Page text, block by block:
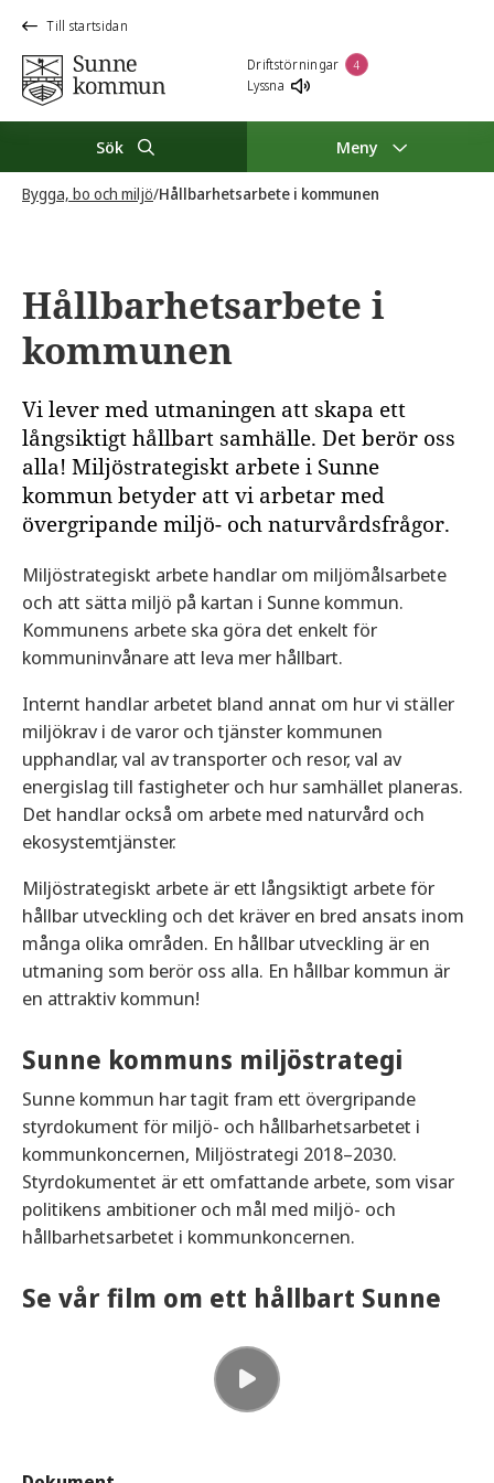
Till startsidan
Driftstörningar 4
Lyssna
Sök Meny
Bygga, bo och miljö/Hållbarhetsarbete i kommunen
Hållbarhetsarbete i
kommunen
Vi lever med utmaningen att skapa ett
långsiktigt hållbart samhälle. Det berör oss
alla! Miljöstrategiskt arbete i Sunne
kommun betyder att vi arbetar med
övergripande miljö- och naturvårdsfrågor.
Miljöstrategiskt arbete handlar om miljömålsarbete
och att sätta miljö på kartan i Sunne kommun.
Kommunens arbete ska göra det enkelt för
kommuninvånare att leva mer hållbart.
Internt handlar arbetet bland annat om hur vi ställer
miljökrav i de varor och tjänster kommunen
upphandlar, val av transporter och resor, val av
energislag till fastigheter och hur samhället planeras.
Det handlar också om arbete med naturvård och
ekosystemtjänster.
Miljöstrategiskt arbete är ett långsiktigt arbete för
hållbar utveckling och det kräver en bred ansats inom
många olika områden. En hållbar utveckling är en
utmaning som berör oss alla. En hållbar kommun är
en attraktiv kommun!
Sunne kommuns miljöstrategi
Sunne kommun har tagit fram ett övergripande
styrdokument för miljö- och hållbarhetsarbetet i
kommunkoncernen, Miljöstrategi 2018–2030.
Styrdokumentet är ett omfattande arbete, som visar
politikens ambitioner och mål med miljö- och
hållbarhetsarbetet i kommunkoncernen.
Se vår film om ett hållbart Sunne